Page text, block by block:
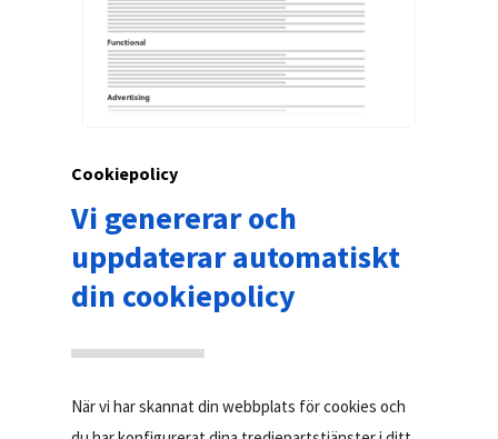
Cookiepolicy
Vi genererar och
uppdaterar automatiskt
din cookiepolicy
När vi har skannat din webbplats för cookies och